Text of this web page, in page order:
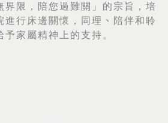
界限，陪您過難關」的宗旨，培
進行床邊關懷，同理 、 陪伴和聆
家屬精神上的支持。